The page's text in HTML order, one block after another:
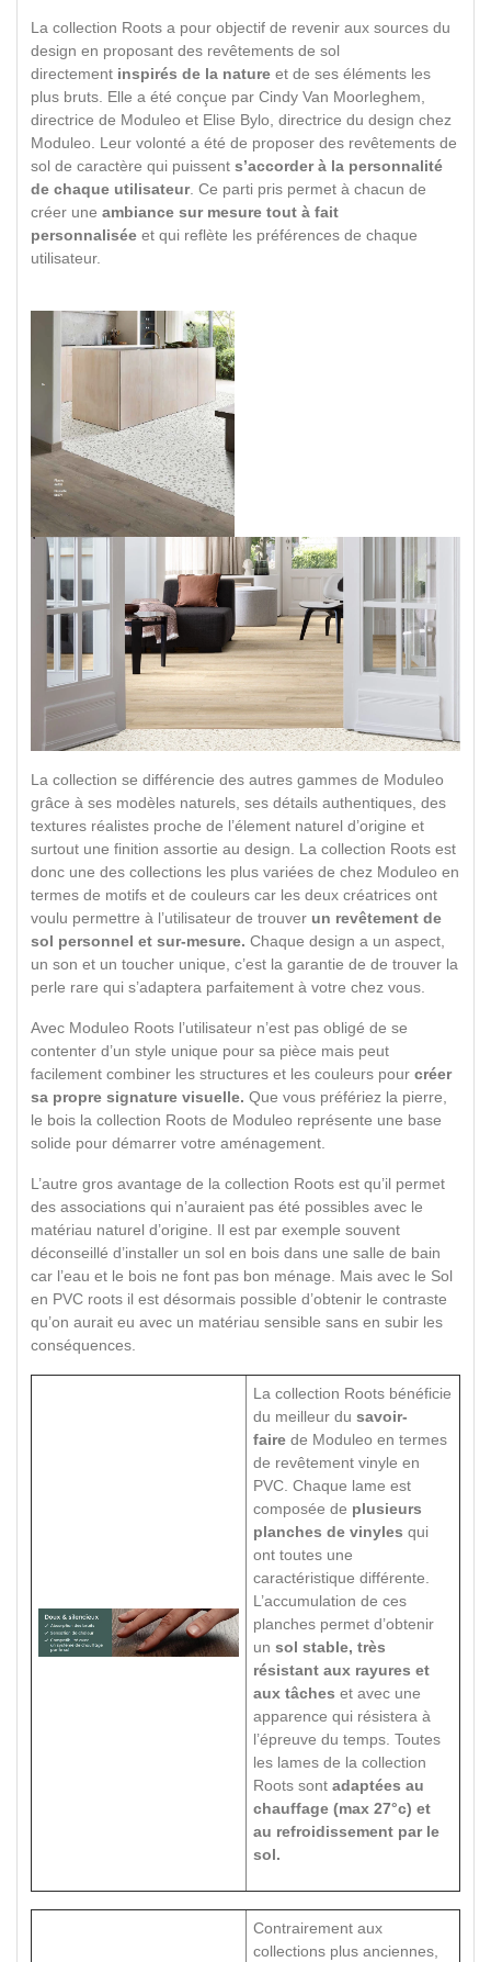
La collection Roots a pour objectif de revenir aux sources du
design en proposant des revêtements de sol
directement inspirés de la nature et de ses éléments les
plus bruts. Elle a été conçue par Cindy Van Moorleghem,
directrice de Moduleo et Elise Bylo, directrice du design chez
Moduleo. Leur volonté a été de proposer des revêtements de
sol de caractère qui puissent s’accorder à la personnalité
de chaque utilisateur. Ce parti pris permet à chacun de
créer une ambiance sur mesure tout à fait
personnalisée et qui reflète les préférences de chaque
utilisateur.
La collection se différencie des autres gammes de Moduleo
grâce à ses modèles naturels, ses détails authentiques, des
textures réalistes proche de l’élement naturel d’origine et
surtout une finition assortie au design. La collection Roots est
donc une des collections les plus variées de chez Moduleo en
termes de motifs et de couleurs car les deux créatrices ont
voulu permettre à l’utilisateur de trouver un revêtement de
sol personnel et sur-mesure. Chaque design a un aspect,
un son et un toucher unique, c’est la garantie de de trouver la
perle rare qui s’adaptera parfaitement à votre chez vous.
Avec Moduleo Roots l’utilisateur n’est pas obligé de se
contenter d’un style unique pour sa pièce mais peut
facilement combiner les structures et les couleurs pour créer
sa propre signature visuelle. Que vous préfériez la pierre,
le bois la collection Roots de Moduleo représente une base
solide pour démarrer votre aménagement.
L’autre gros avantage de la collection Roots est qu’il permet
des associations qui n’auraient pas été possibles avec le
matériau naturel d’origine. Il est par exemple souvent
déconseillé d’installer un sol en bois dans une salle de bain
car l’eau et le bois ne font pas bon ménage. Mais avec le Sol
en PVC roots il est désormais possible d’obtenir le contraste
qu’on aurait eu avec un matériau sensible sans en subir les
conséquences.
La collection Roots bénéficie
du meilleur du savoir-
faire de Moduleo en termes
de revêtement vinyle en
PVC. Chaque lame est
composée de plusieurs
planches de vinyles qui
ont toutes une
caractéristique différente.
L’accumulation de ces
planches permet d’obtenir
un sol stable, très
résistant aux rayures et
aux tâches et avec une
apparence qui résistera à
l’épreuve du temps. Toutes
les lames de la collection
Roots sont adaptées au
chauffage (max 27°c) et
au refroidissement par le
sol.
Contrairement aux
collections plus anciennes,